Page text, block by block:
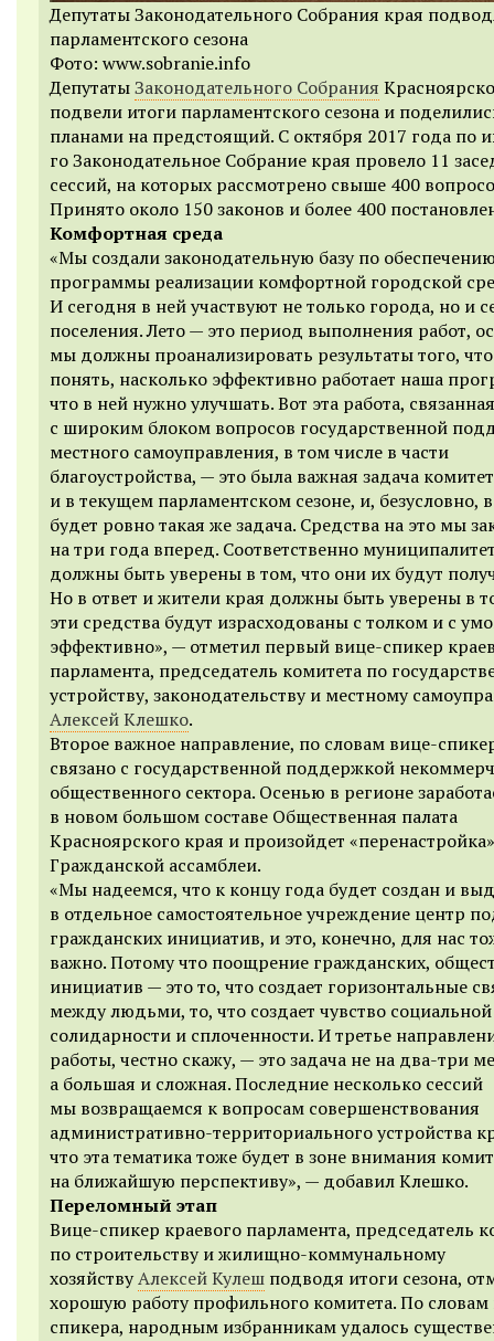
Депутаты Законодательного Собрания края
парламентского сезона
Фото: www.sobranie.info
ДепутатыЗаконодательного Собрания
подвели итоги парламентского сезона и
планами на предстоящий. С октября 2017 года по
го Законодательное Собрание края провело 11
сессий, на которых рассмотрено свыше 400
Принято около 150 законов и более 400
Комфортная среда
«Мы создали законодательную базу по
программы реализации комфортной городской
И сегодня в ней участвуют не только города, но и
поселения. Лето — это период выполнения работ,
мы должны проанализировать результаты того,
понять, насколько эффективно работает наша
что в ней нужно улучшать. Вот эта работа, связанная
с широким блоком вопросов государственной
местного самоуправления, в том числе в части
благоустройства, — это была важная задача
и в текущем парламентском сезоне, и, безусловно,
будет ровно такая же задача. Средства на это мы
на три года вперед. Соответственно
должны быть уверены в том, что они их будут
Но в ответ и жители края должны быть уверены в
эти средства будут израсходованы с толком и с
эффективно», — отметил первый вице-спикер
парламента, председатель комитета по
устройству, законодательству и местному
Алексей Клешко.
Второе важное направление, по словам вице-
связано с государственной поддержкой
общественного сектора. Осенью в регионе
в новом большом составе Общественная палата
Красноярского края и произойдет «перенастройка»
Гражданской ассамблеи.
«Мы надеемся, что к концу года будет создан и
в отдельное самостоятельное учреждение центр
гражданских инициатив, и это, конечно, для нас
важно. Потому что поощрение гражданских,
инициатив — это то, что создает горизонтальные
между людьми, то, что создает чувство социальной
солидарности и сплоченности. И третье
работы, честно скажу, — это задача не на два-три
а большая и сложная. Последние несколько сессий
мы возвращаемся к вопросам совершенствования
административно-территориального устройства
что эта тематика тоже будет в зоне внимания
на ближайшую перспективу», — добавил Клешко.
Переломный этап
Вице-спикер краевого парламента, председатель
по строительству и жилищно-коммунальному
хозяйствуАлексей Кулеш подводя итоги сезона,
хорошую работу профильного комитета. По
спикера, народным избранникам удалось